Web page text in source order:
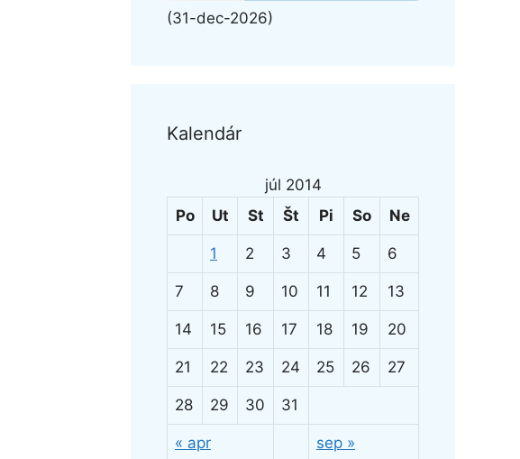
(31-dec-2026)
Kalendár
júl 2014
Po
Ut St Št Pi So Ne
« apr sep »
1 2 3 4 5 6
7 8 9 10 11 12 13
14 15 16 17 18 19 20
21 22 23 24 25 26 27
28 29 30 31